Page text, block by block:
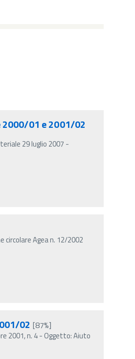
01 e 2001/02
29 luglio 2007 -
Agea n. 12/2002
02 [87%]
2001, n. 4 - Oggetto: Aiuto